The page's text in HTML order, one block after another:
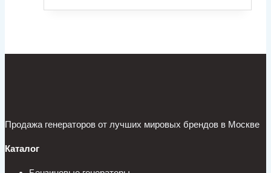
Продажа генераторов от лучших мировых брендов в Москве
Каталог